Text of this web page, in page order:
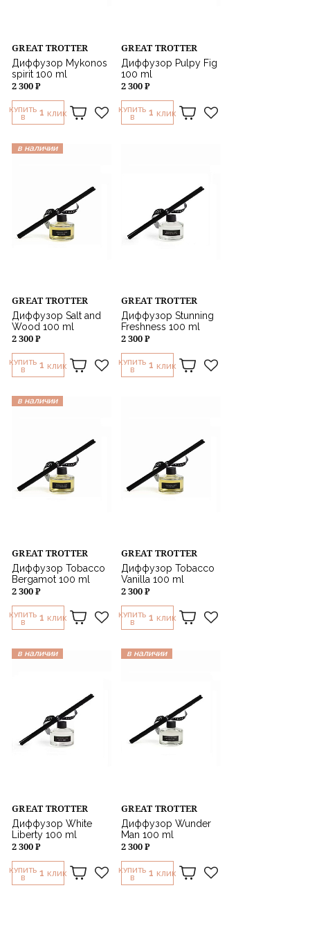
GREAT TROTTER
Диффузор Mykonos
spirit 100 ml
2 300 ₽
КУПИТЬ
В
1 КЛИК
GREAT TROTTER
Диффузор Pulpy Fig
100 ml
2 300 ₽
КУПИТЬ
В
1 КЛИК
в наличии
GREAT TROTTER
Диффузор Salt and
Wood 100 ml
2 300 ₽
КУПИТЬ
В
1 КЛИК
GREAT TROTTER
Диффузор Stunning
Freshness 100 ml
2 300 ₽
КУПИТЬ
В
1 КЛИК
в наличии
GREAT TROTTER
Диффузор Tobacco
Bergamot 100 ml
2 300 ₽
КУПИТЬ
В
1 КЛИК
GREAT TROTTER
Диффузор Tobacco
Vanilla 100 ml
2 300 ₽
КУПИТЬ
В
1 КЛИК
в наличии
GREAT TROTTER
Диффузор White
Liberty 100 ml
2 300 ₽
КУПИТЬ
В
1 КЛИК
в наличии
GREAT TROTTER
Диффузор Wunder
Man 100 ml
2 300 ₽
КУПИТЬ
В
1 КЛИК